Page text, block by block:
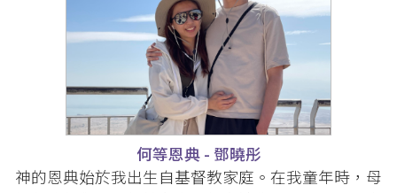
何等恩典 - 鄧曉彤
神的恩典始於我出生自基督教家庭。在我童年時，母